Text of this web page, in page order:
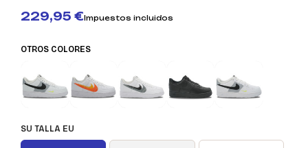
229,95 €Impuestos incluidos
OTROS COLORES
SU TALLA EU